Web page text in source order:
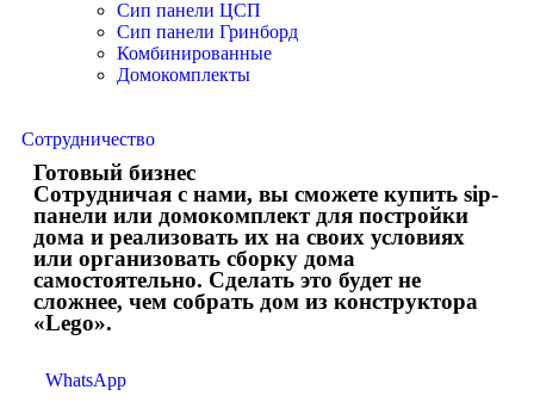
Сип панели ЦСП
Сип панели Гринборд
Комбинированные
Домокомплекты
Сотрудничество
Готовый бизнес
Сотрудничая с нами, вы сможете купить sip-
панели или домокомплект для постройки
дома и реализовать их на своих условиях
или организовать сборку дома
самостоятельно. Сделать это будет не
сложнее, чем собрать дом из конструктора
«Lego».
WhatsApp